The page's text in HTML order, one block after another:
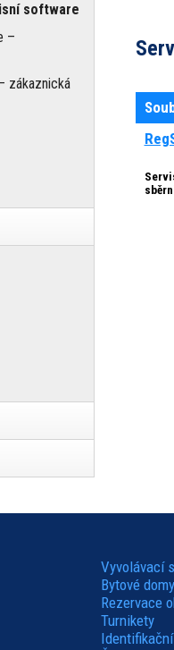
software
–
zákaznická
Vyvolávací
Bytové domy
Rezervace
Turnikety